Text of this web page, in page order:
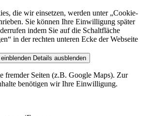
die wir einsetzen, werden unter „Cookie-
Sie können Ihre Einwilligung später
indem Sie auf die Schaltfläche
in der rechten unteren Ecke der Webseite
Details ausblenden
fremder Seiten (z.B. Google Maps). Zur
benötigen wir Ihre Einwilligung.